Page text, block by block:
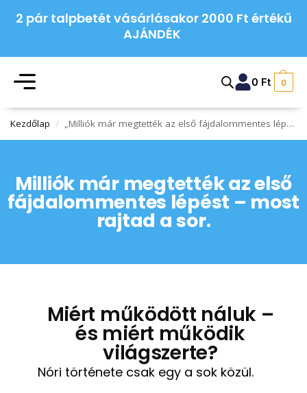
2 pár talpbetét vásárlásakor 2000 Ft értékű
AJÁNDÉK
0 Ft 0
Kezdőlap / „Milliók már megtették az első fájdalommentes lépést – most rajtad a sor.”
Milliók már megtették az első
fájdalommentes lépést – most
rajtad a sor.
Miért működött náluk –
és miért működik
világszerte?
Nóri története csak egy a sok közül.